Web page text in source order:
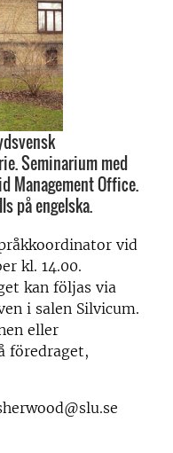
Seminarium med
Management Office.
på engelska.
vid
kl. 14.00.
kan följas via
i salen Silvicum.
eller
föredraget,